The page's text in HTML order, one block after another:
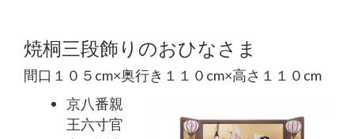
焼桐三段飾りのおひなさま
間口１０５cm×奥行き１１０cm×高さ１１０cm
京八番親
王六寸官